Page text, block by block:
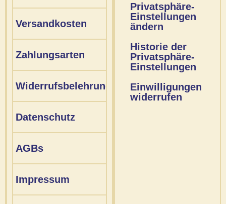
Versandkosten
Zahlungsarten
Widerrufsbelehrung
Datenschutz
AGBs
Impressum
Privatsphäre-
Einstellungen
ändern
Historie der
Privatsphäre-
Einstellungen
Einwilligungen
widerrufen